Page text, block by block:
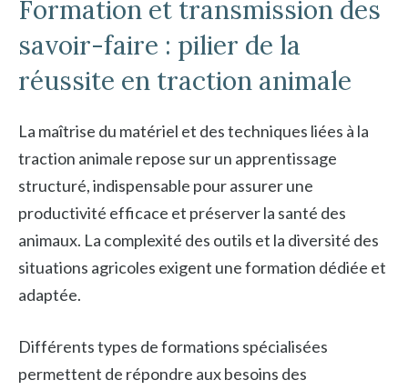
Formation et transmission des
savoir-faire : pilier de la
réussite en traction animale
La maîtrise du matériel et des techniques liées à la
traction animale repose sur un apprentissage
structuré, indispensable pour assurer une
productivité efficace et préserver la santé des
animaux. La complexité des outils et la diversité des
situations agricoles exigent une formation dédiée et
adaptée.
Différents types de formations spécialisées
permettent de répondre aux besoins des